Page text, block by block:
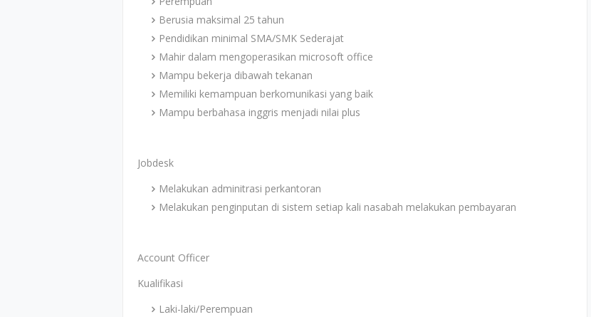
Berusia maksimal 25 tahun
Pendidikan minimal SMA/SMK Sederajat
Mahir dalam mengoperasikan microsoft office
Mampu bekerja dibawah tekanan
Memiliki kemampuan berkomunikasi yang baik
Mampu berbahasa inggris menjadi nilai plus
Jobdesk
Melakukan adminitrasi perkantoran
Melakukan penginputan di sistem setiap kali nasabah melakukan pembayaran
Account Officer
Kualifikasi
Laki-laki/Perempuan